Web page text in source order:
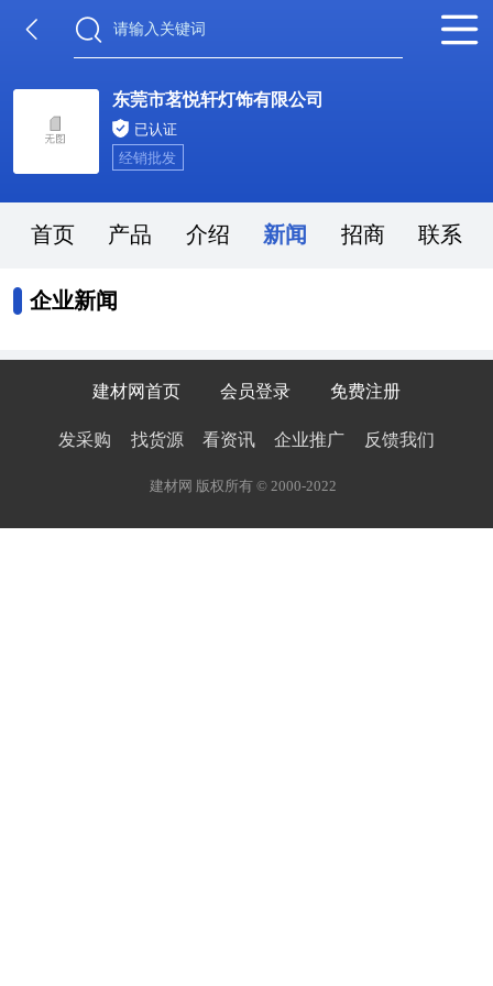
东莞市茗悦轩灯饰有限公司
已认证
经销批发
首页 产品 介绍 新闻 招商 联系
企业新闻
建材网首页 会员登录 免费注册
发采购 找货源 看资讯 企业推广 反馈我们
建材网 版权所有 © 2000-2022